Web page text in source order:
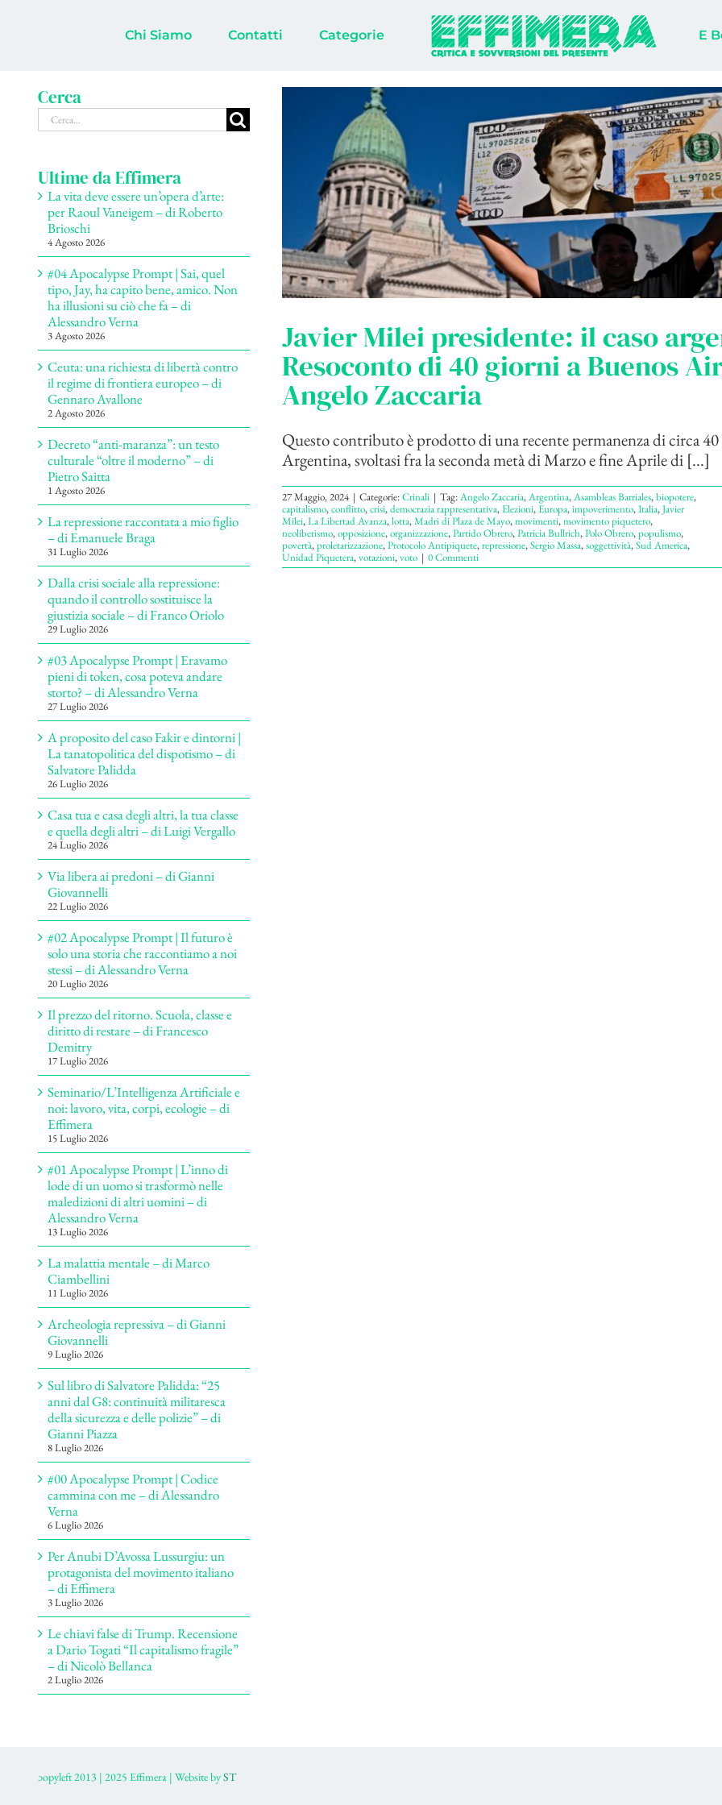
Chi Siamo Contatti Categorie E
Javier Milei presidente: il caso
Resoconto di 40 giorni a Buenos
Angelo Zaccaria
Questo contributo è prodotto di una recente permanenza di circa
Argentina, svoltasi fra la seconda metà di Marzo e fine Aprile di [...]
27 Maggio, 2024 | Categorie:Crinali | Tag:Angelo Zaccaria,Argentina,Asambleas Barriales,biopotere,
capitalismo,conflitto,crisi,democrazia rappresentativa,Elezioni,Europa,impoverimento,Italia,Javier
Milei,La Libertad Avanza,lotta,Madri di Plaza de Mayo,movimenti,movimento piquetero,
neoliberismo,opposizione,organizzazione,Partido Obrero,Patricia Bullrich,Polo Obrero,populismo,
povertà,proletarizzazione,Protocolo Antipiquete,repressione,Sergio Massa,soggettività,Sud America,
Unidad Piquetera,votazioni,voto | 0 Commenti
Cerca
Cerca
per:
Ultime da Effimera
La vita deve essere un’opera d’arte:
per Raoul Vaneigem – di Roberto
Brioschi
4 Agosto 2026
#04 Apocalypse Prompt | Sai, quel
tipo, Jay, ha capito bene, amico. Non
ha illusioni su ciò che fa – di
Alessandro Verna
3 Agosto 2026
Ceuta: una richiesta di libertà contro
il regime di frontiera europeo – di
Gennaro Avallone
2 Agosto 2026
Decreto “anti-maranza”: un testo
culturale “oltre il moderno” – di
Pietro Saitta
1 Agosto 2026
La repressione raccontata a mio figlio
– di Emanuele Braga
31 Luglio 2026
Dalla crisi sociale alla repressione:
quando il controllo sostituisce la
giustizia sociale – di Franco Oriolo
29 Luglio 2026
#03 Apocalypse Prompt | Eravamo
pieni di token, cosa poteva andare
storto? – di Alessandro Verna
27 Luglio 2026
A proposito del caso Fakir e dintorni |
La tanatopolitica del dispotismo – di
Salvatore Palidda
26 Luglio 2026
Casa tua e casa degli altri, la tua classe
e quella degli altri – di Luigi Vergallo
24 Luglio 2026
Via libera ai predoni – di Gianni
Giovannelli
22 Luglio 2026
#02 Apocalypse Prompt | Il futuro è
solo una storia che raccontiamo a noi
stessi – di Alessandro Verna
20 Luglio 2026
Il prezzo del ritorno. Scuola, classe e
diritto di restare – di Francesco
Demitry
17 Luglio 2026
Seminario/L’Intelligenza Artificiale e
noi: lavoro, vita, corpi, ecologie – di
Effimera
15 Luglio 2026
#01 Apocalypse Prompt | L’inno di
lode di un uomo si trasformò nelle
maledizioni di altri uomini – di
Alessandro Verna
13 Luglio 2026
La malattia mentale – di Marco
Ciambellini
11 Luglio 2026
Archeologia repressiva – di Gianni
Giovannelli
9 Luglio 2026
Sul libro di Salvatore Palidda: “25
anni dal G8: continuità militaresca
della sicurezza e delle polizie” – di
Gianni Piazza
8 Luglio 2026
#00 Apocalypse Prompt | Codice
cammina con me – di Alessandro
Verna
6 Luglio 2026
Per Anubi D’Avossa Lussurgiu: un
protagonista del movimento italiano
– di Effimera
3 Luglio 2026
Le chiavi false di Trump. Recensione
a Dario Togati “Il capitalismo fragile”
– di Nicolò Bellanca
2 Luglio 2026
ɔopyleft 2013 | 2025 Effimera | Website byST